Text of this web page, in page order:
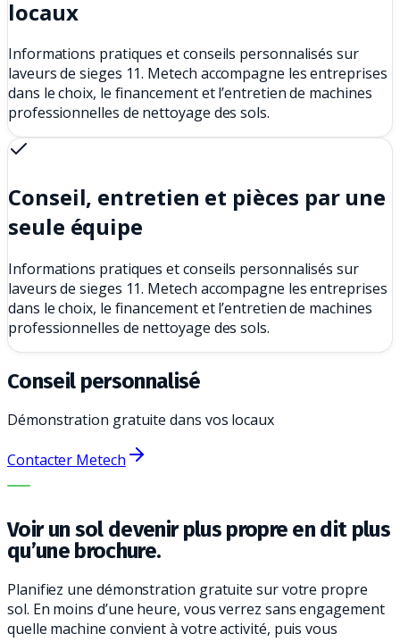
locaux
Informations pratiques et conseils personnalisés sur
laveurs de sieges 11. Metech accompagne les entreprises
dans le choix, le financement et l’entretien de machines
professionnelles de nettoyage des sols.
Conseil, entretien et pièces par une
seule équipe
Informations pratiques et conseils personnalisés sur
laveurs de sieges 11. Metech accompagne les entreprises
dans le choix, le financement et l’entretien de machines
professionnelles de nettoyage des sols.
Conseil personnalisé
Démonstration gratuite dans vos locaux
Contacter Metech
LA BONNE MACHINE. LE MEILLEUR SERVICE.
Voir un sol devenir plus propre en dit plus
qu’une brochure.
Planifiez une démonstration gratuite sur votre propre
sol. En moins d’une heure, vous verrez sans engagement
quelle machine convient à votre activité, puis vous